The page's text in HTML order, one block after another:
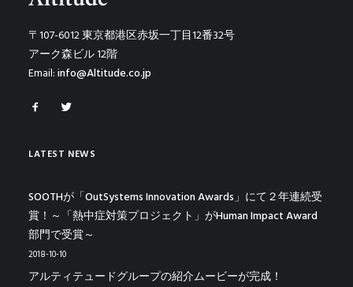
〒107-6012 東京都港区赤坂一丁目12番32号
アーク森ビル 12階
Email:info@Altitude.co.jp
LATEST NEWS
SOOTHが「OutSystems Innovation Awards」にて２年連続受
賞！～「熱中症対策プロジェクト」がHuman Impact Award
部門で受賞～
2018-10-10
アルティテュードグループの紹介ムービーが完成！